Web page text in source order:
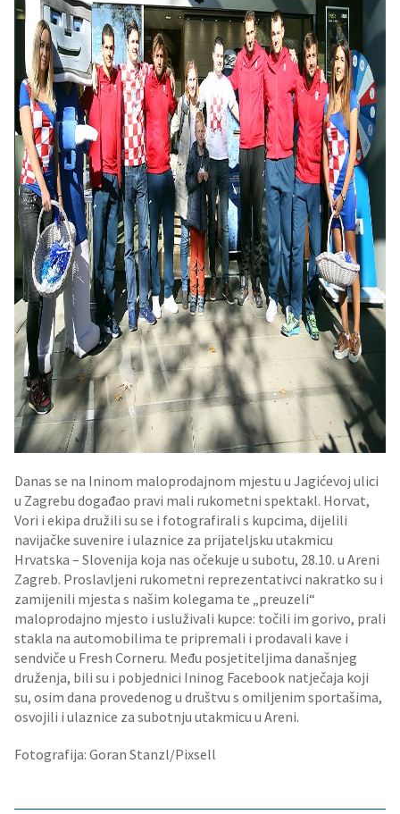
Danas se na Ininom maloprodajnom mjestu u Jagićevoj ulici
u Zagrebu događao pravi mali rukometni spektakl. Horvat,
Vori i ekipa družili su se i fotografirali s kupcima, dijelili
navijačke suvenire i ulaznice za prijateljsku utakmicu
Hrvatska – Slovenija koja nas očekuje u subotu, 28.10. u Areni
Zagreb. Proslavljeni rukometni reprezentativci nakratko su i
zamijenili mjesta s našim kolegama te „preuzeli“
maloprodajno mjesto i usluživali kupce: točili im gorivo, prali
stakla na automobilima te pripremali i prodavali kave i
sendviče u Fresh Corneru. Među posjetiteljima današnjeg
druženja, bili su i pobjednici Ininog Facebook natječaja koji
su, osim dana provedenog u društvu s omiljenim sportašima,
osvojili i ulaznice za subotnju utakmicu u Areni.
Fotografija: Goran Stanzl/Pixsell